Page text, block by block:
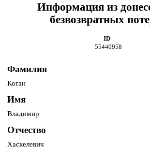
Информация из
безвозвратных
ID
55440958
Фамилия
Коган
Имя
Владимир
Отчество
Хаскелевич